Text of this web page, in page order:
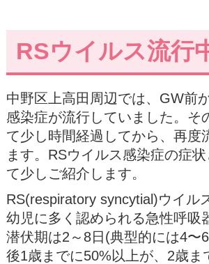
RSウイルス流行
中野区上高田周辺では、GW前
感染症が流行していました。そ
て少し時間経過してから、再度
ます。RSウイルス感染症の症
て少しご紹介します。
RS(respiratory syncytial)ウイル
幼児に多く認められる急性呼吸
潜伏期は2～8日(典型的には4〜
後1歳までに50%以上が、2歳ま